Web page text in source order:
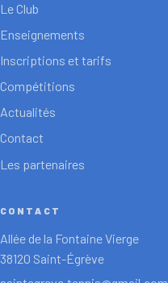
Le Club
Enseignements
Inscriptions et tarifs
Compétitions
Actualités
Contact
Les partenaires
CONTACT
Allée de la Fontaine Vierge
38120 Saint-Égrève